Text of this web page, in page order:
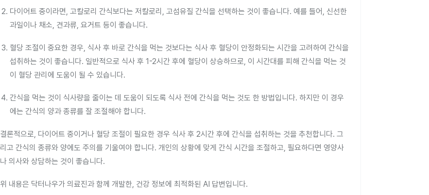
다이어트 중이라면, 고칼로리 간식보다는 저칼로리, 고섬유질 간식을 선택하는 것이 좋습니다. 예를 들어, 신선한
과일이나 채소, 견과류, 요거트 등이 좋습니다.
혈당 조절이 중요한 경우, 식사 후 바로 간식을 먹는 것보다는 식사 후 혈당이 안정화되는 시간을 고려하여 간식을
섭취하는 것이 좋습니다. 일반적으로 식사 후 1-2시간 후에 혈당이 상승하므로, 이 시간대를 피해 간식을 먹는 것
이 혈당 관리에 도움이 될 수 있습니다.
간식을 먹는 것이 식사량을 줄이는 데 도움이 되도록 식사 전에 간식을 먹는 것도 한 방법입니다. 하지만 이 경우
에는 간식의 양과 종류를 잘 조절해야 합니다.
결론적으로, 다이어트 중이거나 혈당 조절이 필요한 경우 식사 후 2시간 후에 간식을 섭취하는 것을 추천합니다. 그
리고 간식의 종류와 양에도 주의를 기울여야 합니다. 개인의 상황에 맞게 간식 시간을 조절하고, 필요하다면 영양사
나 의사와 상담하는 것이 좋습니다.
위 내용은 닥터나우가 의료진과 함께 개발한, 건강 정보에 최적화된 AI 답변입니다.